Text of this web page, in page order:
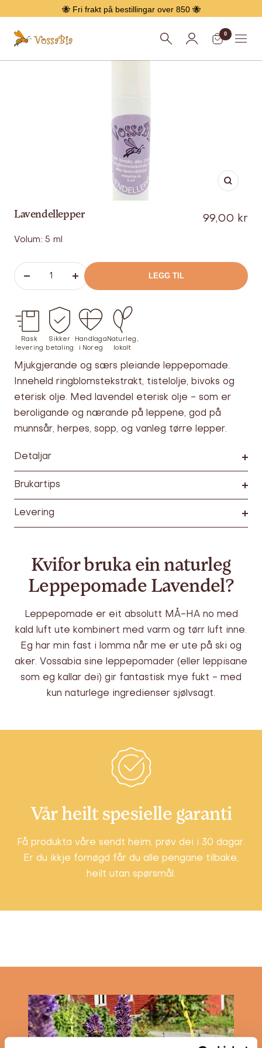
🐝 Fri frakt på bestillingar over 850 🐝
Meny
Vossabia 0
Lavendellepper Tilbud
99,00 kr
Volum: 5 ml
Øk
LEGG TIL
Rask
levering
Sikker
betaling
Handlaga
i Noreg
Naturleg,
lokalt
Mjukgjerande og særs pleiande leppepomade.
Inneheld ringblomstekstrakt, tistelolje, bivoks og
eterisk olje. Med lavendel eterisk olje - som er
beroligande og nærande på leppene, god på
munnsår, herpes, sopp, og vanleg tørre lepper.
Detaljar
Brukartips
Levering
Kvifor bruka ein naturleg
Leppepomade Lavendel?
Leppepomade er eit absolutt MÅ-HA no med
kald luft ute kombinert med varm og tørr luft inne.
Eg har min fast i lomma når me er ute på ski og
aker. Vossabia sine leppepomader (eller leppisane
som eg kallar dei) gir fantastisk mye fukt - med
kun naturlege ingredienser sjølvsagt.
Vår heilt spesielle garanti
Få produkta våre sendt heim, prøv dei i 30 dagar.
Er du ikkje fornøgd får du alle pengane tilbake,
heilt utan spørsmål.